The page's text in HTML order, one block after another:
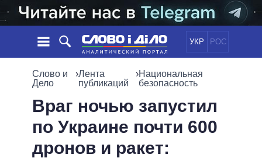
УКР РОС
НОВОСТИ
СОБЫТИЯ
СТАТЬИ
МНЕНИЯ
ЭКОНОМИКА
ОБЩЕСТВО
МИР
ПОЛИТИКИ
ВСЕ ПОЛИТИКИИНФОГРАФИКА
Слово и
Дело
›Лента
публикаций
›Национальная
безопасность
Враг ночью запустил
по Украине почти 600
дронов и ракет: